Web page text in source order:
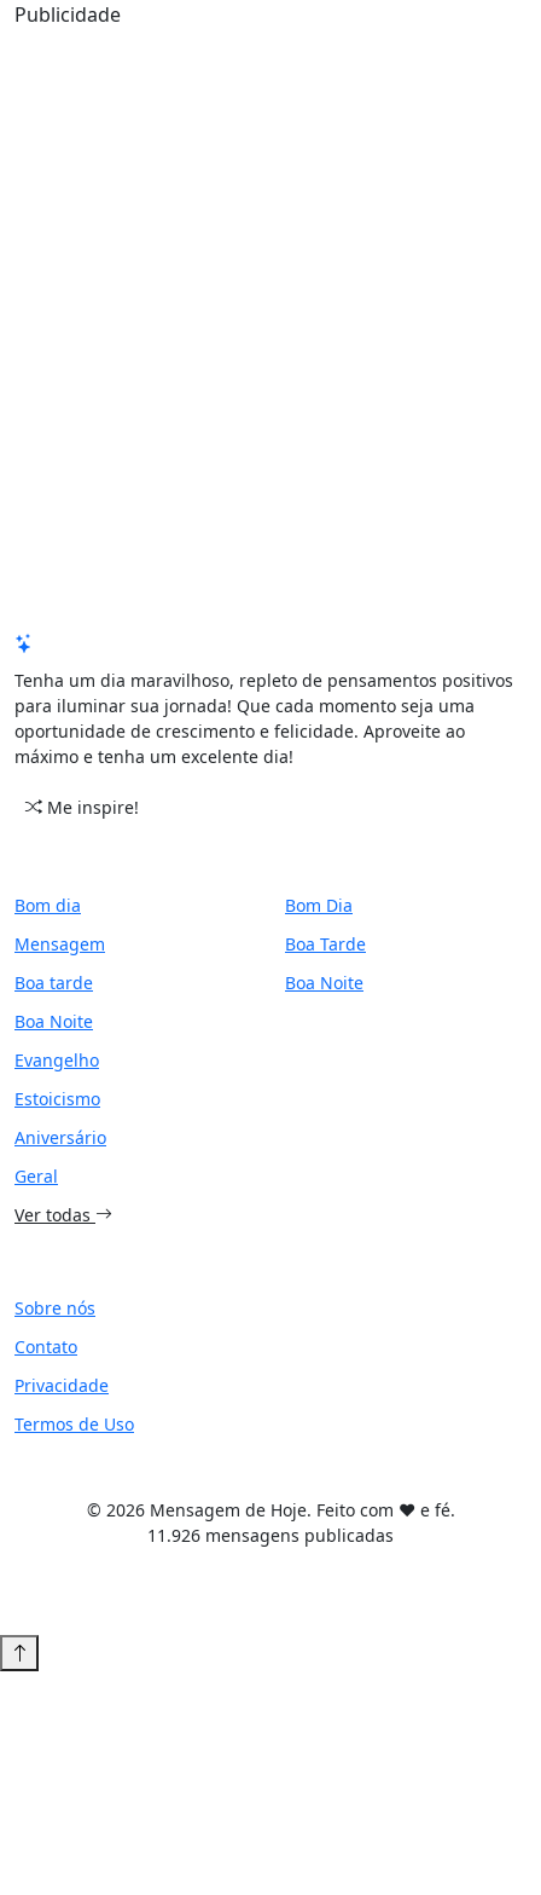
Publicidade
Tenha um dia maravilhoso, repleto de pensamentos positivos
para iluminar sua jornada! Que cada momento seja uma
oportunidade de crescimento e felicidade. Aproveite ao
máximo e tenha um excelente dia!
Me inspire!
Bom dia
Mensagem
Boa tarde
Boa Noite
Evangelho
Estoicismo
Aniversário
Geral
Ver todas
Bom Dia
Boa Tarde
Boa Noite
Sobre nós
Contato
Privacidade
Termos de Uso
© 2026 Mensagem de Hoje. Feito com ❤️ e fé.
11.926 mensagens publicadas